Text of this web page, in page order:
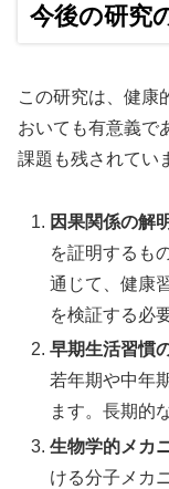
今後の研究
この研究は、健康
おいても有意義で
課題も残されてい
因果関係の解
を証明するも
通じて、健康
を検証する必
早期生活習慣
若年期や中年
ます。長期的
生物学的メカ
ける分子メカ